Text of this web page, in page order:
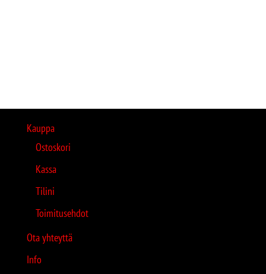
Kauppa
Ostoskori
Kassa
Tilini
Toimitusehdot
Ota yhteyttä
Info